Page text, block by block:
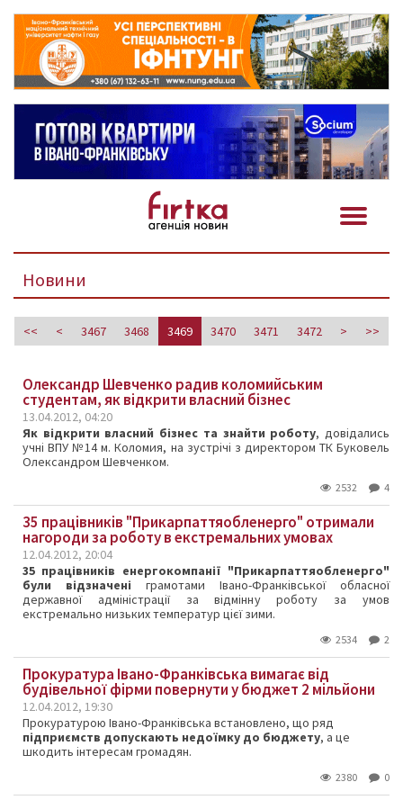
Новини
<< < 3467 3468 3469 3470 3471 3472 > >>
Олександр Шевченко радив коломийським
студентам, як відкрити власний бізнес
13.04.2012, 04:20
Як відкрити власний бізнес та знайти роботу, довідались
учні ВПУ №14 м. Коломия, на зустрічі з директором ТК Буковель
Олександром Шевченком.
2532 4
35 працівників "Прикарпаттяобленерго" отримали
нагороди за роботу в екстремальних умовах
12.04.2012, 20:04
35 працівників енергокомпанії "Прикарпаттяобленерго"
були відзначені грамотами Івано-Франківської обласної
державної адміністрації за відмінну роботу за умов
екстремально низьких температур цієї зими.
2534 2
Прокуратура Івано-Франківська вимагає від
будівельної фірми повернути у бюджет 2 мільйони
12.04.2012, 19:30
Прокуратурою Івано-Франківська встановлено, що ряд
підприємств допускають недоїмку до бюджету, а це
шкодить інтересам громадян.
2380 0